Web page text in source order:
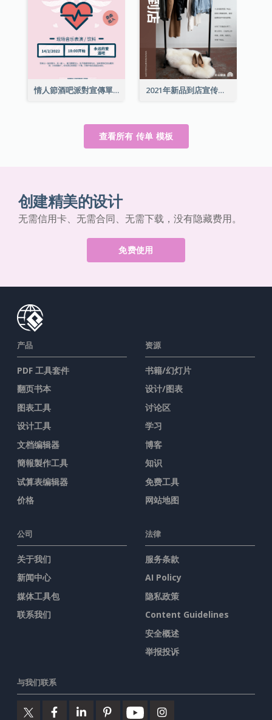
情人節酒吧派對宣傳單張 2021年新品到店宣传单张
查看所有 传单 模板
创建精美的设计
无需信用卡、无需合同、无需下载，没有隐藏费用。
免费使用
产品
PDF 工具套件
翻页书本
图表工具
设计工具
文档编辑器
簡報製作工具
试算表编辑器
价格
资源
书籍/幻灯片
设计/图表
讨论区
学习
博客
知识
免费工具
网站地图
公司
关于我们
新闻中心
媒体工具包
联系我们
法律
服务条款
AI Policy
隐私政策
Content Guidelines
安全概述
举报投诉
与我们联系